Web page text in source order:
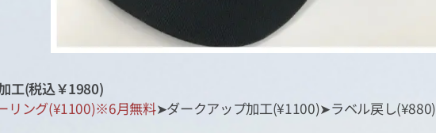
工(税込￥1980)
リング(¥1100)※6月無料➤ダークアップ加工(¥1100)➤ラベル戻し(¥880)